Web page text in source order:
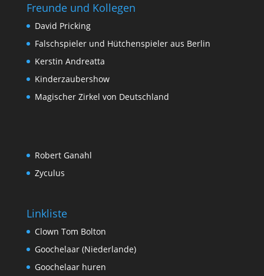
Freunde und Kollegen
David Pricking
Falschspieler und Hütchenspieler aus Berlin
Kerstin Andreatta
Kinderzaubershow
Magischer Zirkel von Deutschland
Robert Ganahl
Zyculus
Linkliste
Clown Tom Bolton
Goochelaar (Niederlande)
Goochelaar huren